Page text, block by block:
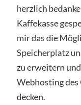
herzlich
Kaffekasse
mir das die
Speicherplatz
zu erweitern
Webhosting
decken.